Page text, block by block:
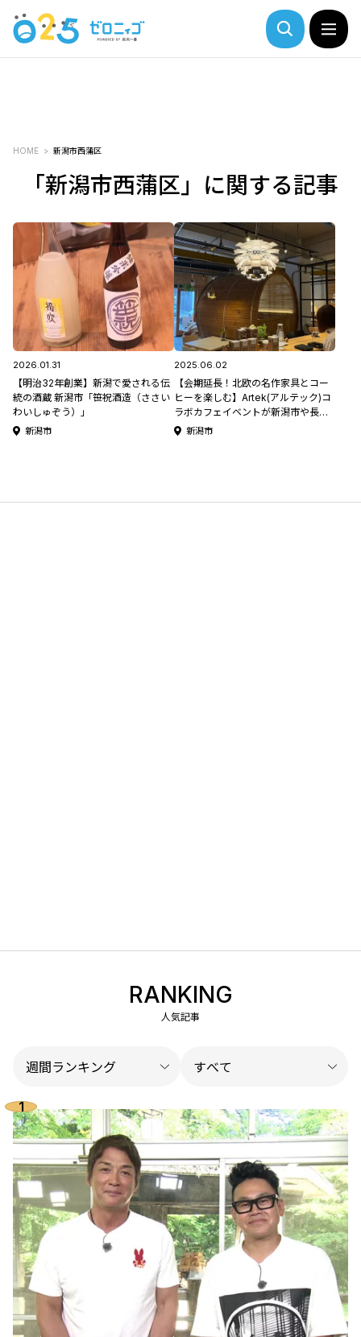
HOME 新潟市西蒲区
「新潟市西蒲区」に関する記事
2026.01.31
【明治32年創業】新潟で愛される伝
統の酒蔵 新潟市「笹祝酒造（ささい
わいしゅぞう）」
新潟市
2025.06.02
【会期延長！北欧の名作家具とコー
ヒーを楽しむ】Artek(アルテック)コ
ラボカフェイベントが新潟市や長岡
市で開催中！
新潟市
RANKING
人気記事